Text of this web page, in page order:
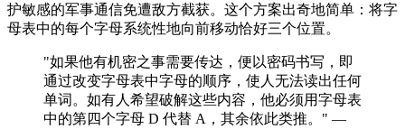
护敏感的军事通信免遭敌方截获。这个方案出奇地简单：将字
母表中的每个字母系统性地向前移动恰好三个位置。
"如果他有机密之事需要传达，便以密码书写，即
通过改变字母表中字母的顺序，使人无法读出任何
单词。如有人希望破解这些内容，他必须用字母表
中的第四个字母 D 代替 A，其余依此类推。" —